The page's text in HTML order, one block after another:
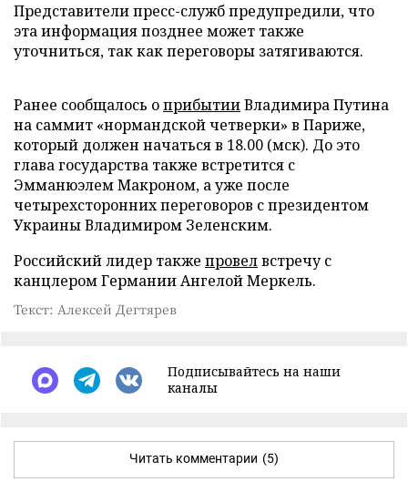
Представители пресс-служб предупредили, что
эта информация позднее может также
уточниться, так как переговоры затягиваются.
Ранее сообщалось оприбытииВладимира Путина
на саммит «нормандской четверки» в Париже,
который должен начаться в 18.00 (мск). До это
глава государства также встретится с
Эмманюэлем Макроном, а уже после
четырехсторонних переговоров с президентом
Украины Владимиром Зеленским.
Российский лидер также провелвстречу с
канцлером Германии Ангелой Меркель.
Текст: Алексей Дегтярев
Подписывайтесь на наши
каналы
Читать комментарии (5)